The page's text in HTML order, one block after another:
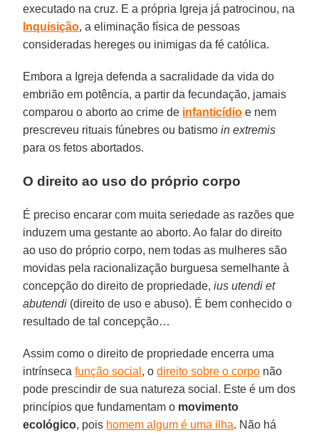
executado na cruz. E a própria Igreja já patrocinou, na
Inquisição, a eliminação física de pessoas
consideradas hereges ou inimigas da fé católica.
Embora a Igreja defenda a sacralidade da vida do
embrião em potência, a partir da fecundação, jamais
comparou o aborto ao crime de infanticídio e nem
prescreveu rituais fúnebres ou batismoin extremis
para os fetos abortados.
O direito ao uso do próprio corpo
É preciso encarar com muita seriedade as razões que
induzem uma gestante ao aborto. Ao falar do direito
ao uso do próprio corpo, nem todas as mulheres são
movidas pela racionalização burguesa semelhante à
concepção do direito de propriedade,ius utendi et
abutendi (direito de uso e abuso). É bem conhecido o
resultado de tal concepção…
Assim como o direito de propriedade encerra uma
intrínsecafunção social , odireito sobre o corpo não
pode prescindir de sua natureza social. Este é um dos
princípios que fundamentam o movimento
ecológico, pois homem algum é uma ilha. Não há